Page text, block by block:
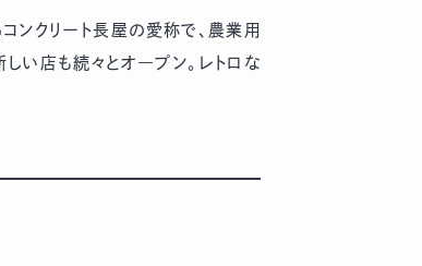
コンクリート長屋の愛称で、農業用
しい店も続々とオ―プン。レトロな